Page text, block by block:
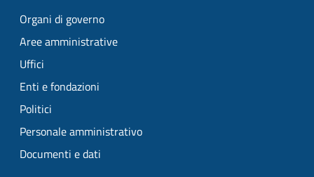
Organi di governo
Aree amministrative
Uffici
Enti e fondazioni
Politici
Personale amministrativo
Documenti e dati